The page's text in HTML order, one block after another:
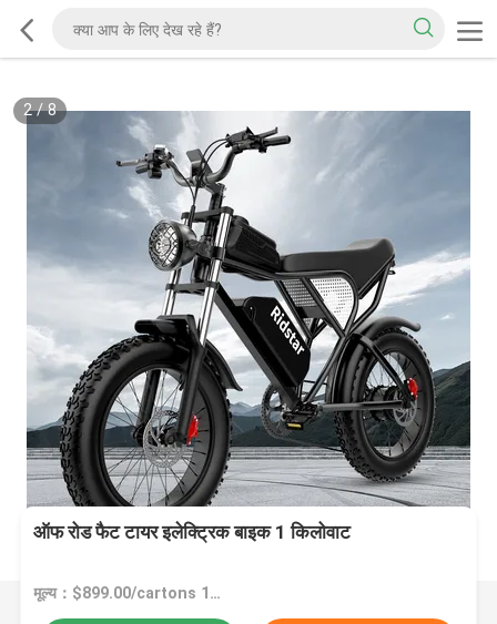
2/8
ऑफ रोड फैट टायर इलेक्ट्रिक बाइक 1 किलोवाट
मूल्य：$899.00/cartons 1-49 cartons